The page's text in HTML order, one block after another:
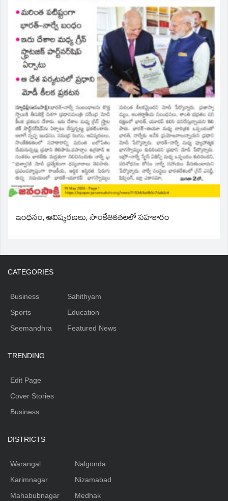
ఇంధనం, ఆవిష్కరణలు, సాంకేతికతలలో సహకారం
CATEGORIES
Business
Sports
Seemandhra
Sahithyam
Education
Featured News
TRENDING
Edit Page
Cover Stories
Business
DISTRICTS
Warangal
Karimnagar
Mahabubnagar
Nalgonda
Nizamabad
Medhak